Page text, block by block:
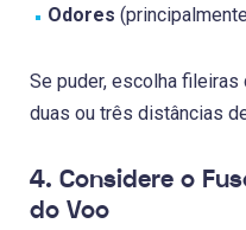
Odores
Se puder, escolha
duas ou três distâncias
4. Considere o
do Voo